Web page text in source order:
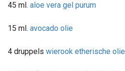
45 ml. aloe vera gel purum
15 ml. avocado olie
4 druppels wierook etherische olie